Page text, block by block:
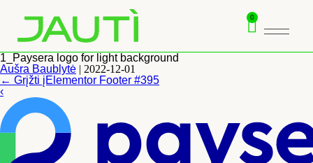
0
1_Paysera logo for light background
Aušra Baublytė | 2022-12-01
← Grįžti įElementor Footer #395
‹